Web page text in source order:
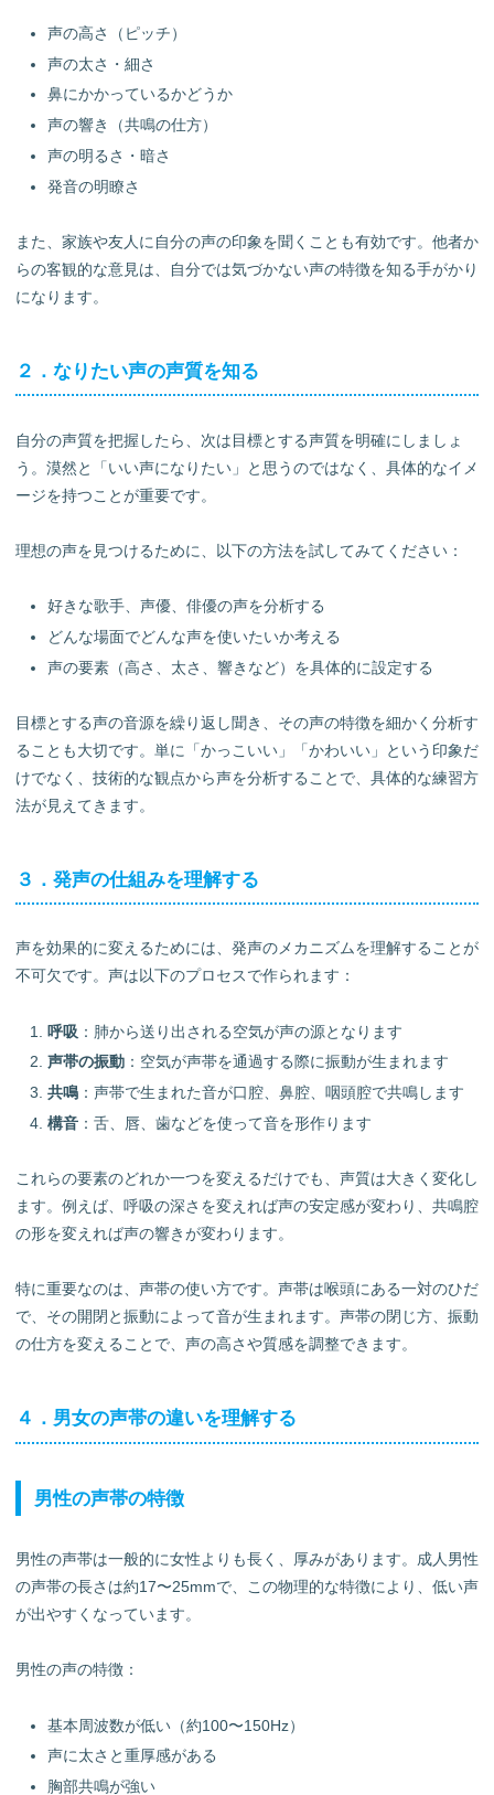
声の高さ（ピッチ）
声の太さ・細さ
鼻にかかっているかどうか
声の響き（共鳴の仕方）
声の明るさ・暗さ
発音の明瞭さ
また、家族や友人に自分の声の印象を聞くことも有効です。他者か
らの客観的な意見は、自分では気づかない声の特徴を知る手がかり
になります。
２．なりたい声の声質を知る
自分の声質を把握したら、次は目標とする声質を明確にしましょ
う。漠然と「いい声になりたい」と思うのではなく、具体的なイメ
ージを持つことが重要です。
理想の声を見つけるために、以下の方法を試してみてください：
好きな歌手、声優、俳優の声を分析する
どんな場面でどんな声を使いたいか考える
声の要素（高さ、太さ、響きなど）を具体的に設定する
目標とする声の音源を繰り返し聞き、その声の特徴を細かく分析す
ることも大切です。単に「かっこいい」「かわいい」という印象だ
けでなく、技術的な観点から声を分析することで、具体的な練習方
法が見えてきます。
３．発声の仕組みを理解する
声を効果的に変えるためには、発声のメカニズムを理解することが
不可欠です。声は以下のプロセスで作られます：
呼吸 ：肺から送り出される空気が声の源となります
声帯の振動：空気が声帯を通過する際に振動が生まれます
共鳴：声帯で生まれた音が口腔、鼻腔、咽頭腔で共鳴します
構音：舌、唇、歯などを使って音を形作ります
これらの要素のどれか一つを変えるだけでも、声質は大きく変化し
ます。例えば、呼吸の深さを変えれば声の安定感が変わり、共鳴腔
の形を変えれば声の響きが変わります。
特に重要なのは、声帯の使い方です。声帯は喉頭にある一対のひだ
で、その開閉と振動によって音が生まれます。声帯の閉じ方、振動
の仕方を変えることで、声の高さや質感を調整できます。
４．男女の声帯の違いを理解する
男性の声帯の特徴
男性の声帯は一般的に女性よりも長く、厚みがあります。成人男性
の声帯の長さは約17〜25mmで、この物理的な特徴により、低い声
が出やすくなっています。
男性の声の特徴：
基本周波数が低い（約100〜150Hz）
声に太さと重厚感がある
胸部共鳴が強い